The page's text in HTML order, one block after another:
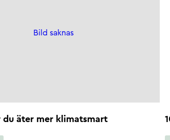
Bild saknas
du äter mer klimatsmart